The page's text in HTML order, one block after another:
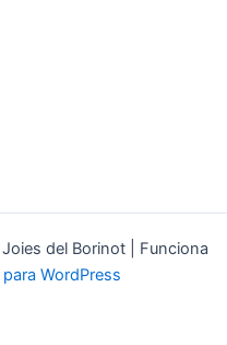
del Borinot | Funciona
WordPress